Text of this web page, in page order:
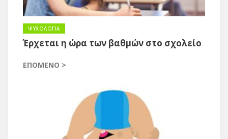
ΨΥΧΟΛΟΓΙΑ
Έρχεται η ώρα των βαθμών στο σχολείο
ΕΠΌΜΕΝΟ >